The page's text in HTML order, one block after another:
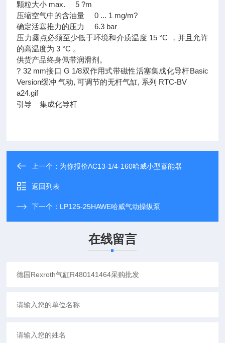
颗粒大小 max. 5 ?m
压缩空气中的含油量 0 ... 1 mg/m?
确定活塞推力的压力 6.3 bar
压力露点必须至少低于环境和介质温度 15 °C ，并且允许
的高温度为 3 °C 。
供货产品终身佩带润滑剂。
? 32 mm接口 G 1/8双作用式带磁性活塞集成化导杆Basic
Version缓冲 气动, 可调节的无杆气缸, 系列 RTC-BV
a24.gif
引导 集成化导杆
上一个： 为你报价AC13-1/4-160哈威小型蓄能器
返回列表
下一个： LP125-25HAWE哈威气动操纵泵
在线留言